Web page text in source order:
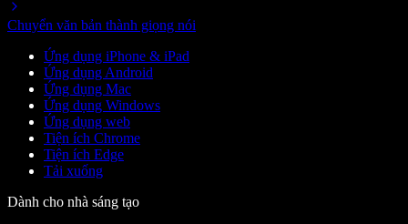
Chuyển văn bản thành giọng nói
Ứng dụng iPhone & iPad
Ứng dụng Android
Ứng dụng Mac
Ứng dụng Windows
Ứng dụng web
Tiện ích Chrome
Tiện ích Edge
Tải xuống
Dành cho nhà sáng tạo